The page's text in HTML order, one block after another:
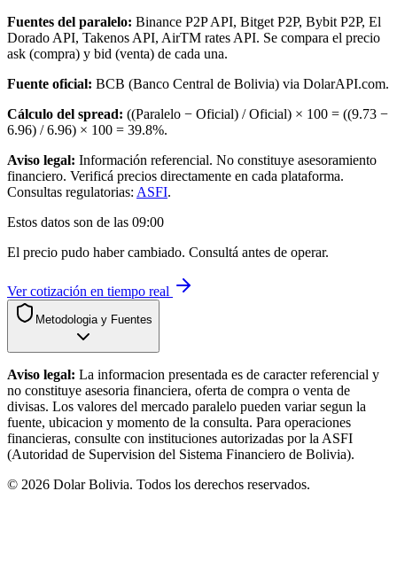
Fuentes del paralelo: Binance P2P API, Bitget P2P, Bybit P2P, El
Dorado API, Takenos API, AirTM rates API. Se compara el precio
ask (compra) y bid (venta) de cada una.
Fuente oficial: BCB (Banco Central de Bolivia) via DolarAPI.com.
Cálculo del spread: ((Paralelo − Oficial) / Oficial) × 100 = ((9.73 −
6.96) /6.96) × 100 = 39.8%.
Aviso legal: Información referencial. No constituye asesoramiento
financiero. Verificá precios directamente en cada plataforma.
Consultas regulatorias: ASFI.
Estos datos son de las 09:00
El precio pudo haber cambiado. Consultá antes de operar.
Ver cotización en tiempo real
Metodologia y Fuentes
Aviso legal: La informacion presentada es de caracter referencial y
no constituye asesoria financiera, oferta de compra o venta de
divisas. Los valores del mercado paralelo pueden variar segun la
fuente, ubicacion y momento de la consulta. Para operaciones
financieras, consulte con instituciones autorizadas por la ASFI
(Autoridad de Supervision del Sistema Financiero de Bolivia).
© 2026 Dolar Bolivia. Todos los derechos reservados.